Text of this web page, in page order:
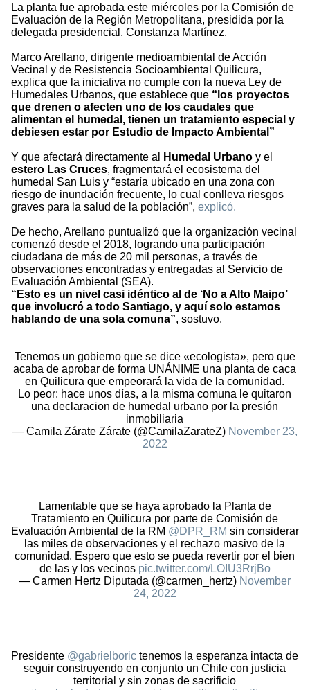
La planta fue aprobada este miércoles por la Comisión de
Evaluación de la Región Metropolitana, presidida por la
delegada presidencial, Constanza Martínez.
Marco Arellano, dirigente medioambiental de Acción
Vecinal y de Resistencia Socioambiental Quilicura,
explica que la iniciativa no cumple con la nueva Ley de
Humedales Urbanos, que establece que “los proyectos
que drenen o afecten uno de los caudales que
alimentan el humedal, tienen un tratamiento especial y
debiesen estar por Estudio de Impacto Ambiental”
Y que afectará directamente al Humedal Urbano y el
estero Las Cruces, fragmentará el ecosistema del
humedal San Luis y “estaría ubicado en una zona con
riesgo de inundación frecuente, lo cual conlleva riesgos
graves para la salud de la población”, explicó.
De hecho, Arellano puntualizó que la organización vecinal
comenzó desde el 2018, logrando una participación
ciudadana de más de 20 mil personas, a través de
observaciones encontradas y entregadas al Servicio de
Evaluación Ambiental (SEA).
“Esto es un nivel casi idéntico al de ‘No a Alto Maipo’
que involucró a todo Santiago, y aquí solo estamos
hablando de una sola comuna”, sostuvo.
Tenemos un gobierno que se dice «ecologista», pero que
acaba de aprobar de forma UNÁNIME una planta de caca
en Quilicura que empeorará la vida de la comunidad.
Lo peor: hace unos días, a la misma comuna le quitaron
una declaracion de humedal urbano por la presión
inmobiliaria
— Camila Zárate Zárate (@CamilaZarateZ) November 23,
2022
Lamentable que se haya aprobado la Planta de
Tratamiento en Quilicura por parte de Comisión de
Evaluación Ambiental de la RM @DPR_RM sin considerar
las miles de observaciones y el rechazo masivo de la
comunidad. Espero que esto se pueda revertir por el bien
de las y los vecinos pic.twitter.com/LOIU3RrjBo
— Carmen Hertz Diputada (@carmen_hertz) November
24, 2022
Presidente @gabrielboric tenemos la esperanza intacta de
seguir construyendo en conjunto un Chile con justicia
territorial y sin zonas de sacrificio